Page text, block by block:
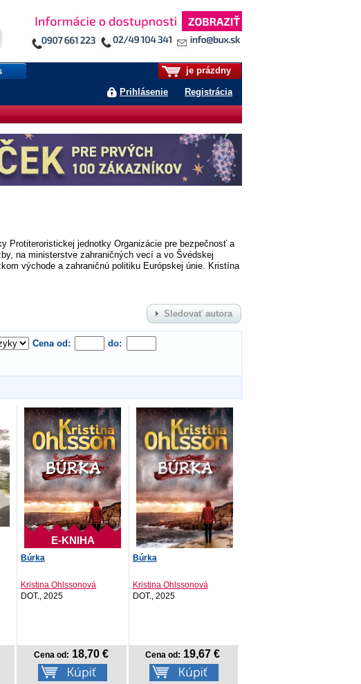
je prázdny
Prihlásenie Registrácia
Protiteroristickej jednotky Organizácie pre bezpečnosť a
na ministerstve zahraničných vecí a vo Švédskej
východe a zahraničnú politiku Európskej únie. Kristína
Sledovať autora
Cena od:
do:
E-KNIHA
Búrka
Kristina Ohlssonová
DOT., 2025
Cena od: 18,70 €
Búrka
Kristina Ohlssonová
DOT., 2025
Cena od: 19,67 €